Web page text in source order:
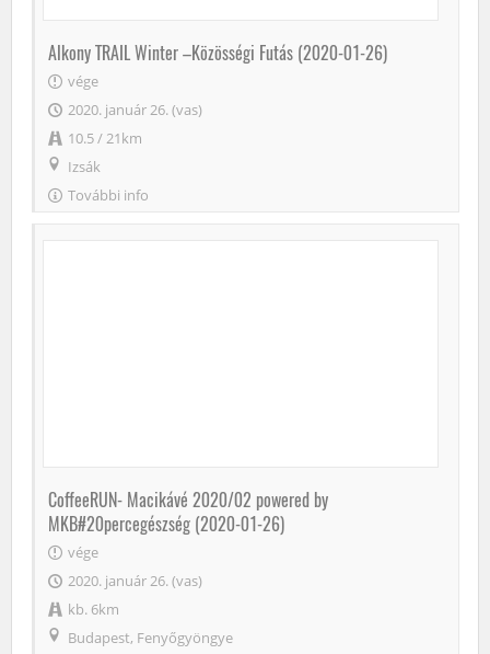
Alkony TRAIL Winter –Közösségi Futás (2020-01-26)
vége
2020. január 26. (vas)
10.5 / 21km
Izsák
További info
CoffeeRUN- Macikávé 2020/02 powered by
MKB#20percegészség (2020-01-26)
vége
2020. január 26. (vas)
kb. 6km
Budapest, Fenyőgyöngye